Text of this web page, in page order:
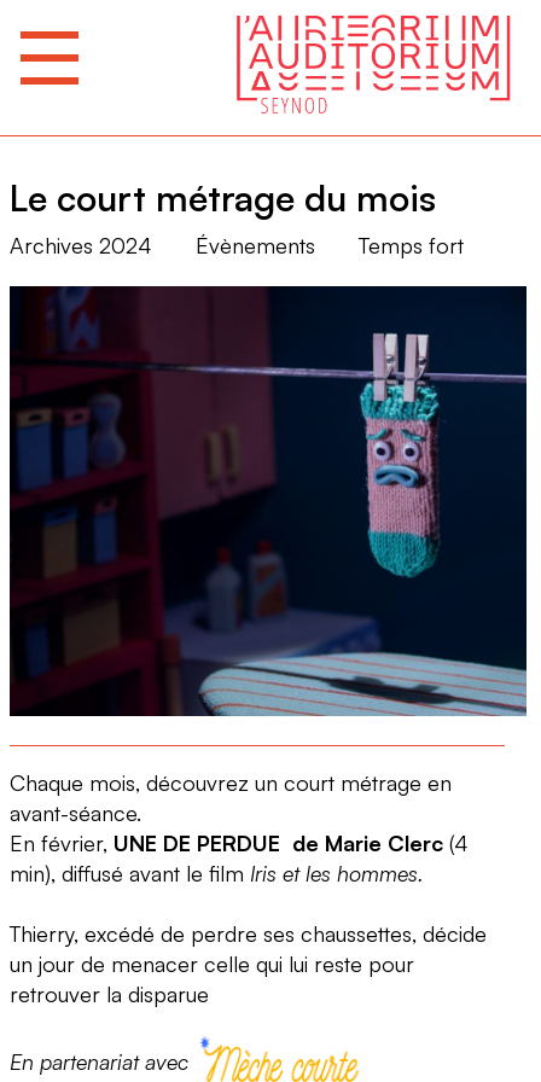
Le court métrage du mois
Archives 2024 Évènements Temps fort
Chaque mois, découvrez un court métrage en
avant-séance.
En février, UNE DE PERDUE de Marie Clerc (4
min), diffusé avant le film Iris et les hommes.
Thierry, excédé de perdre ses chaussettes, décide
un jour de menacer celle qui lui reste pour
retrouver la disparue
En partenariat avec